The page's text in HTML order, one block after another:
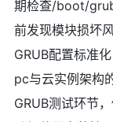
期检查/boot/
前发现模块损坏
GRUB配置标准
pc与云实例架构
GRUB测试环节